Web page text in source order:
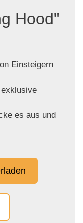
Hood"
Einsteigern
es aus und